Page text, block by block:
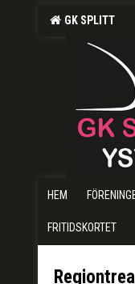
GK SPLITT
HEM
FRITIDSKORTET